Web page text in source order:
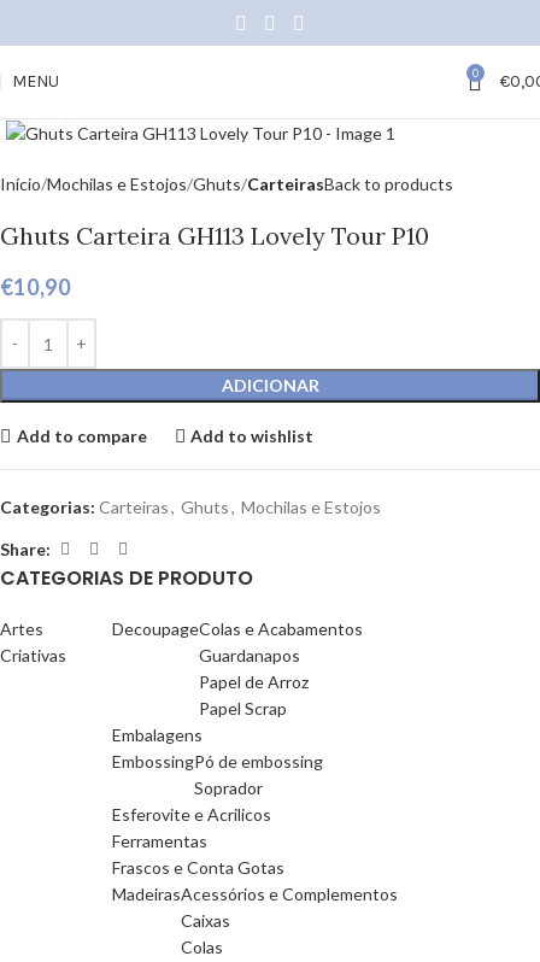
MENU 0 €
Início Mochilas e Estojos Ghuts CarteirasBack to products
Ghuts Carteira GH113 Lovely Tour P10
€10,90
ADICIONAR
Add to compare Add to wishlist
Categorias: Carteiras, Ghuts, Mochilas e Estojos
Share:
CATEGORIAS DE PRODUTO
Artes
Criativas
DecoupageColas e Acabamentos
Guardanapos
Papel de Arroz
Papel Scrap
Embalagens
EmbossingPó de embossing
Soprador
Esferovite e Acrilicos
Ferramentas
Frascos e Conta Gotas
MadeirasAcessórios e Complementos
Caixas
Colas